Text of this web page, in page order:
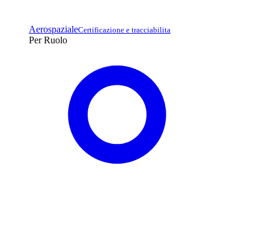
AerospazialeCertificazione e tracciabilita
Per Ruolo